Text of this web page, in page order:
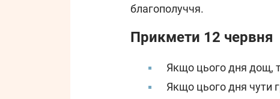
благополуччя.
Прикмети 12 червня
Якщо цього дня дощ,
Якщо цього дня чути